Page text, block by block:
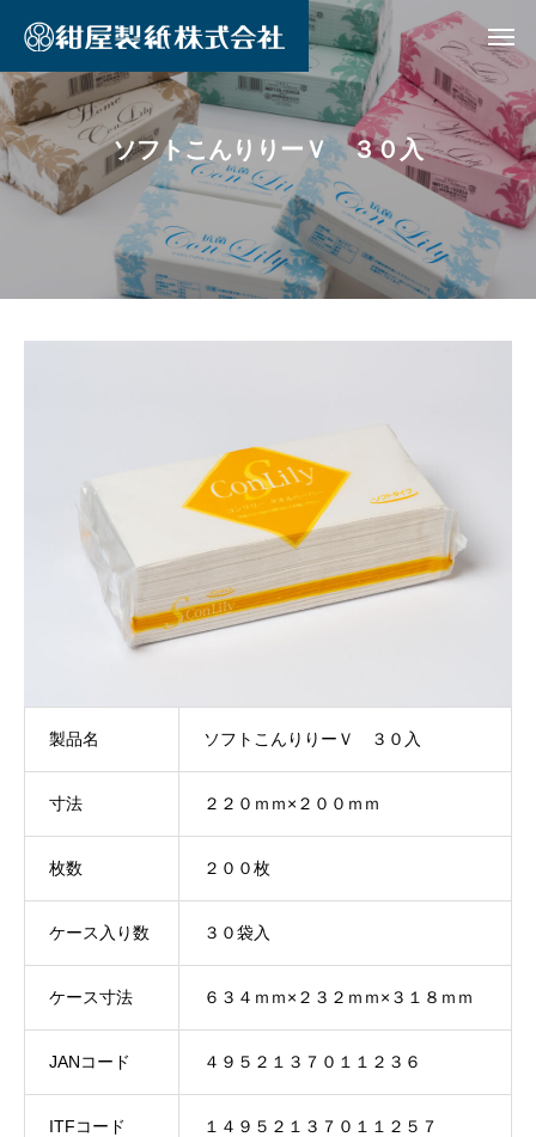
ソフトこんりりーＶ ３０入
製品名 ソフトこんりりーＶ ３０入
寸法 ２２０ｍｍ×２００ｍｍ
枚数 ２００枚
ケース入り数 ３０袋入
ケース寸法 ６３４ｍｍ×２３２ｍｍ×３１８ｍｍ
JANコード ４９５２１３７０１１２３６
ITFコード １４９５２１３７０１１２５７